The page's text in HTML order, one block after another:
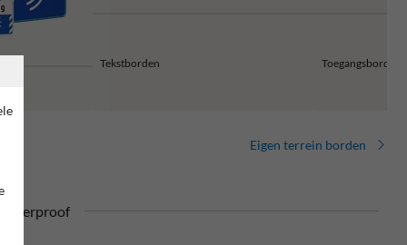
Tekstborden Toegangsborden
Eigen terrein borden